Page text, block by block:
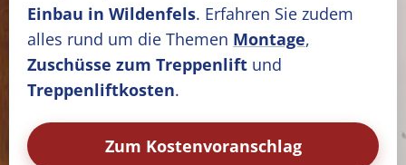
Einbau in Wildenfels. Erfahren Sie zudem
alles rund um die Themen Montage,
Zuschüsse zum Treppenlift und
Treppenliftkosten.
Zum Kostenvoranschlag